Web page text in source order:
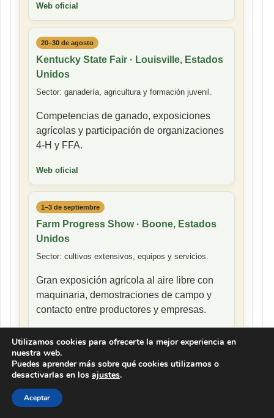
Web oficial
20–30 de agosto
Kentucky State Fair · Louisville, Estados
Unidos
Sector: ganadería, agricultura y formación juvenil.
Competencias de ganado, exposiciones
agrícolas y participación de organizaciones
4-H y FFA.
Web oficial
1–3 de septiembre
Farm Progress Show · Boone, Estados
Unidos
Sector: cultivos extensivos, equipos y servicios.
Gran exposición agrícola al aire libre con
maquinaria, demostraciones de campo y
contacto entre productores y empresas.
Una guía rápida para seguir clima,
mercados, producción y eventos clave
del agro global.
Utilizamos cookies para ofrecerte la mejor experiencia en
nuestra web.
Puedes aprender más sobre qué cookies utilizamos o
desactivarlas en los ajustes.
Aceptar